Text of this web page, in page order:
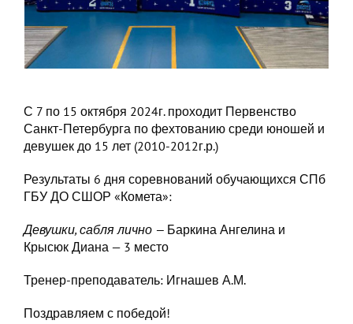
С 7 по 15 октября 2024г. проходит Первенство
Санкт-Петербурга по фехтованию среди юношей и
девушек до 15 лет (2010-2012г.р.)
Результаты 6 дня соревнований обучающихся СПб
ГБУ ДО СШОР «Комета»:
Девушки, сабля лично — Баркина Ангелина и
Крысюк Диана — 3 место
Тренер-преподаватель: Игнашев А.М.
Поздравляем с победой!